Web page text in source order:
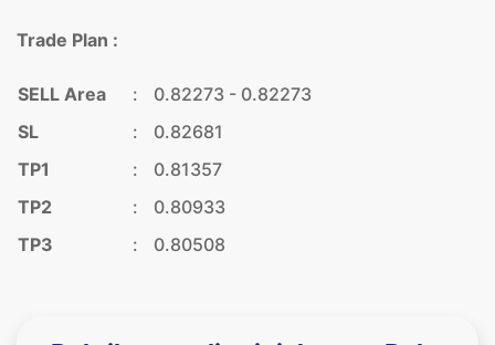
Trade Plan :
SELL Area :
0.82273 - 0.82273
SL
:
0.82681
TP1
:
0.81357
TP2
:
0.80933
TP3
: 0.80508